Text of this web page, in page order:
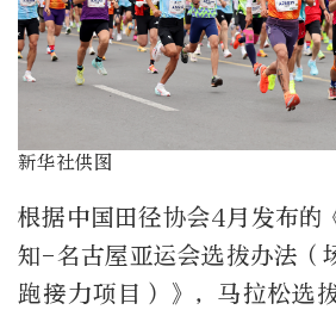
新华社供图
根据中国田径协会4月发布的
知-名古屋亚运会选拔办法（
跑接力项目）》，马拉松选